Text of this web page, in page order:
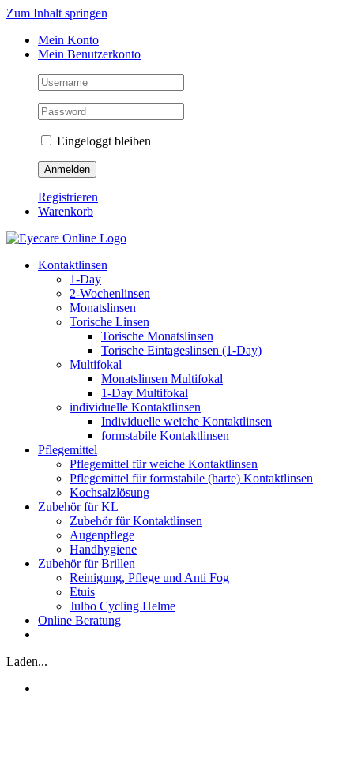
Zum Inhalt springen
Mein Konto
Mein Benutzerkonto
Eingeloggt bleiben
Registrieren
Warenkorb
Kontaktlinsen
1-Day
2-Wochenlinsen
Monatslinsen
Torische Linsen
Torische Monatslinsen
Torische Eintageslinsen (1-Day)
Multifokal
Monatslinsen Multifokal
1-Day Multifokal
individuelle Kontaktlinsen
Individuelle weiche Kontaktlinsen
formstabile Kontaktlinsen
Pflegemittel
Pflegemittel für weiche Kontaktlinsen
Pflegemittel für formstabile (harte) Kontaktlinsen
Kochsalzlösung
Zubehör für KL
Zubehör für Kontaktlinsen
Augenpflege
Handhygiene
Zubehör für Brillen
Reinigung, Pflege und Anti Fog
Etuis
Julbo Cycling Helme
Online Beratung
Laden...